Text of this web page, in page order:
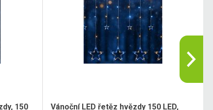
150
Vánoční LED řetěz hvězdy 150 LED,